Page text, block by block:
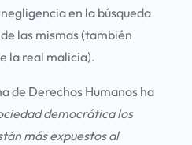
en la búsqueda
las mismas (también
la real malicia).
de Derechos Humanos ha
democrática los
más expuestos al